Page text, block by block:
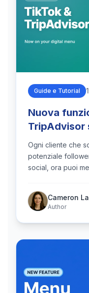
Guide e Tutorial
Nuova
TripAdvisor
Ogni cliente che
potenziale
social, ora puoi
Instagram, X e
utente una sola
personalizzata fa il
Cameron
Author